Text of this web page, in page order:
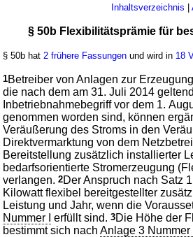
Inhaltsverzeichnis |
§ 50b Flexibilitätsprämie für
§ 50b hat 2 frühere Fassungen und wird in 18
1Betreiber von Anlagen zur
die nach dem am 31. Juli 2014
Inbetriebnahmebegriff vor dem 1.
genommen worden sind, können
Veräußerung des Stroms in den
Direktvermarktung von dem
Bereitstellung zusätzlich installierter
bedarfsorientierte Stromerzeugung
verlangen.2Der Anspruch nach Satz
Kilowatt flexibel bereitgestellter
Leistung und Jahr, wenn die
Nummer I
erfüllt sind.3Die Höhe der
bestimmt sich nachAnlage 3 Nummer II